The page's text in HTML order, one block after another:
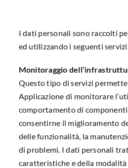
I dati personali sono raccolti
ed utilizzando i seguenti
Monitoraggio
Questo tipo di servizi
Applicazione di monitorare
comportamento di componenti
consentirne il miglioramento
delle funzionalità, la
di problemi. I dati personali
caratteristiche e della modalità